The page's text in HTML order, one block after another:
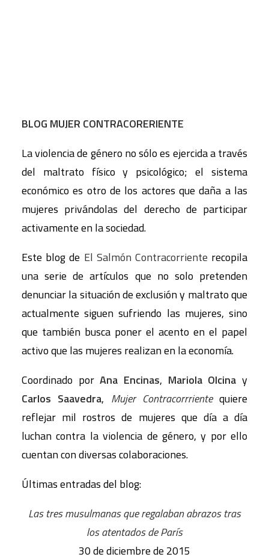
BLOG MUJER CONTRACORERIENTE
La violencia de género no sólo es ejercida a través
del maltrato físico y psicológico; el sistema
económico es otro de los actores que daña a las
mujeres privándolas del derecho de participar
activamente en la sociedad.
Este blog de El Salmón Contracorriente recopila
una serie de artículos que no solo pretenden
denunciar la situación de exclusión y maltrato que
actualmente siguen sufriendo las mujeres, sino
que también busca poner el acento en el papel
activo que las mujeres realizan en la economía.
Coordinado porAna Encinas, Mariola Olcina y
Carlos Saavedra, Mujer Contracorrrientequiere
reflejar mil rostros de mujeres que día a día
luchan contra la violencia de género, y por ello
cuentan con diversas colaboraciones.
Últimas entradas del blog:
Las tres musulmanas que regalaban abrazos tras
los atentados de París
30 de diciembre de 2015